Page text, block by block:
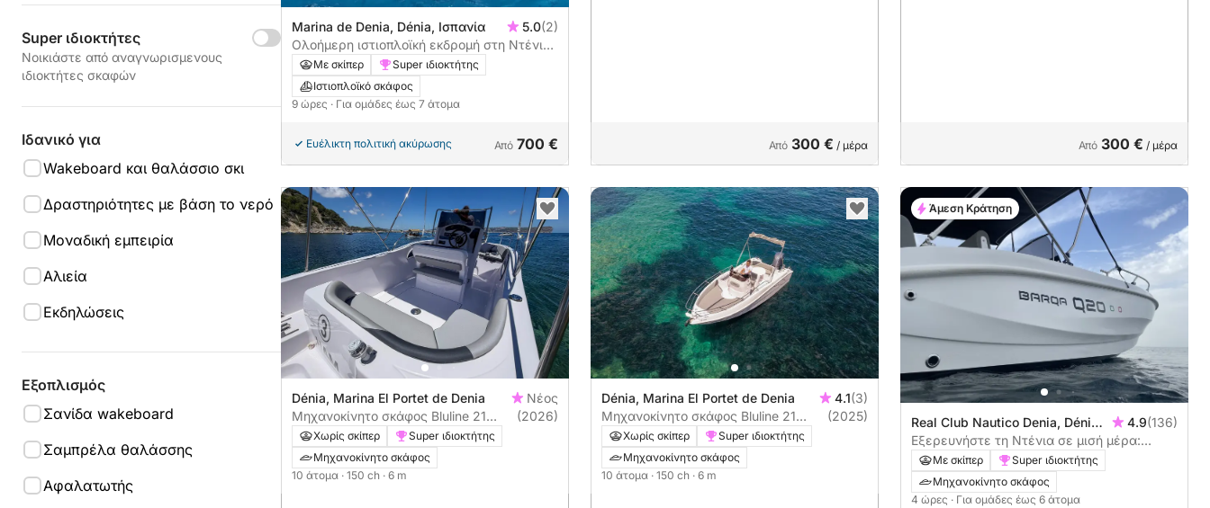
Super ιδιοκτήτες
Νοικιάστε από αναγνωρισμενους
ιδιοκτήτες σκαφών
Ιδανικό για
Wakeboard και θαλάσσιο σκι
Δραστηριότητες με βάση το νερό
Μοναδική εμπειρία
Αλιεία
Εκδηλώσεις
Εξοπλισμός
Σανίδα wakeboard
Σαμπρέλα θαλάσσης
Αφαλατωτής
Marina de Denia, Dénia, Ισπανία 5.0(2)
Ολοήμερη ιστιοπλοϊκή εκδρομή στη Ντένια
με ιστιοπλοϊκό σκάφος
Με σκίπερ
Super ιδιοκτήτης
Ιστιοπλοϊκό σκάφος
9 ώρες · Για ομάδες έως 7 άτομα
Ευέλικτη πολιτική ακύρωσης Από 700 € Από 300 € / μέρα Από 300 € / μέρα
Dénia, Marina El Portet de Denia
Νέος
Μηχανοκίνητο σκάφος Bluline 21
150ch
(2026)
Χωρίς σκίπερ
Super ιδιοκτήτης
Μηχανοκίνητο σκάφος
10 άτομα · 150 ch · 6 m
Dénia, Marina El Portet de Denia 4.1(3)
Μηχανοκίνητο σκάφος Bluline 21
150ch
(2025)
Χωρίς σκίπερ
Super ιδιοκτήτης
Μηχανοκίνητο σκάφος
10 άτομα · 150 ch · 6 m
Real Club Nautico Denia, Dénia,
Ισπανία
4.9(136)
Εξερευνήστε τη Ντένια σε μισή μέρα:
Νοικιάστε ένα μηχανοκίνητο σκάφος για 4
ώρες
Με σκίπερ
Super ιδιοκτήτης
Μηχανοκίνητο σκάφος
4 ώρες · Για ομάδες έως 6 άτομα
Άμεση Κράτηση